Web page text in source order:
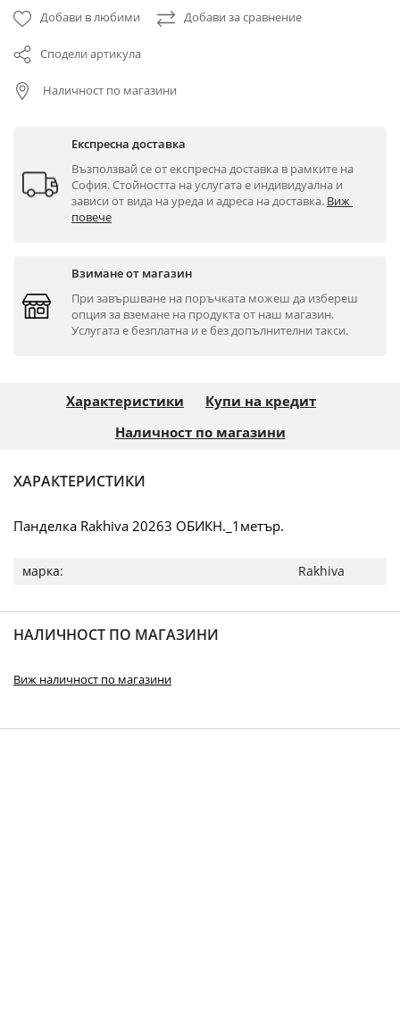
Добави в любими Добави за сравнение
Сподели артикула
Наличност по магазини
Експресна доставка
Възползвай се от експресна доставка в рамките на
София. Стойността на услугата е индивидуална и
зависи от вида на уреда и адреса на доставка. Виж
повече
Взимане от магазин
При завършване на поръчката можеш да избереш
опция за вземане на продукта от наш магазин.
Услугата е безплатна и е без допълнителни такси.
Характеристики
Купи на кредит
Наличност по магазини
ХАРАКТЕРИСТИКИ
Панделка Rakhiva 20263 ОБИКН._1метър.
Повече
информация
Rakhiva
НАЛИЧНОСТ ПО МАГАЗИНИ
Виж наличност по магазини